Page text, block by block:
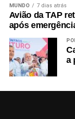
MUNDO 7 dias atrás
Avião da TAP
após
a